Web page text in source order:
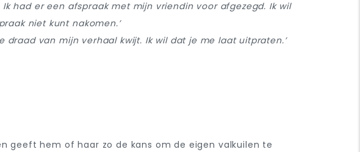
had er een afspraak met mijn vriendin voor afgezegd. Ik wil
niet kunt nakomen.’
van mijn verhaal kwijt. Ik wil dat je me laat uitpraten.’
geeft hem of haar zo de kans om de eigen valkuilen te